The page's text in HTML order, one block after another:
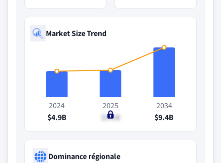
Market Size Trend
2024
$4.9B
2025
$5.1B
2034
$9.4B
Dominance régionale